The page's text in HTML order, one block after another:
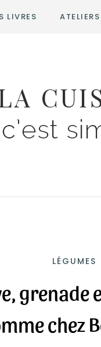
LIVRES ATELIERS
LÉGUMES
grenade
chez